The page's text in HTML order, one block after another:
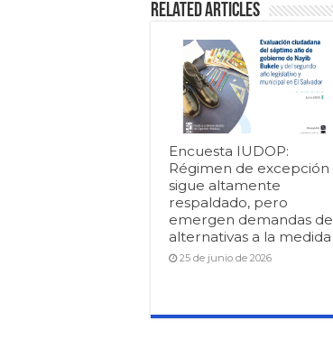
Related Articles
Encuesta IUDOP:
Régimen de excepción
sigue altamente
respaldado, pero
emergen demandas de
alternativas a la medida
25 de junio de 2026